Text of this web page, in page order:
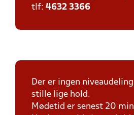
tlf: 4632 3366
Der er ingen
stille lige hold.
Mødetid er senest 20